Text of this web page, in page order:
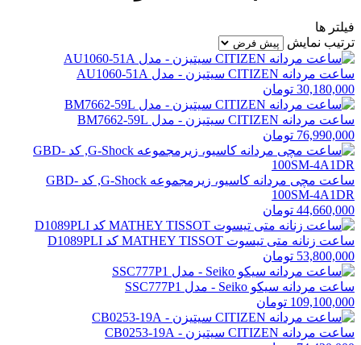
فیلتر ها
ترتیب نمایش
ساعت مردانه CITIZEN سیتیزن - مدل AU1060-51A
30,180,000 تومان
ساعت مردانه CITIZEN سیتیزن - مدل BM7662-59L
76,990,000 تومان
ساعت مچی مردانه کاسیو، زیرمجموعه G-Shock, کد GBD-
100SM-4A1DR
44,660,000 تومان
ساعت زنانه متی تیسوت MATHEY TISSOT کد D1089PLI
53,800,000 تومان
ساعت مردانه سیکو Seiko - مدل SSC777P1
109,100,000 تومان
ساعت مردانه CITIZEN سیتیزن - CB0253-19A